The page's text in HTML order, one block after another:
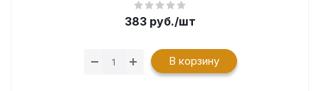
383 руб./шт
В корзину